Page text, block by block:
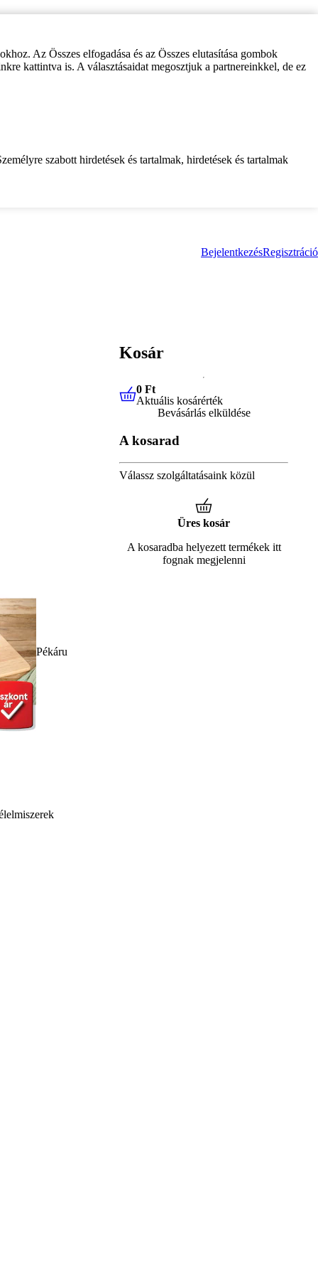
Az Összes elfogadása és az Összes elutasítása gombok
kattintva is. A választásaidat megosztjuk a partnereinkkel, de ez
szabott hirdetések és tartalmak, hirdetések és tartalmak
BejelentkezésRegisztráció
Pékáru
Kosár
0 FtAktuális kosárérték
0 Ft
Aktuális kosárérték
Bevásárlás elküldése
A kosarad
Válassz szolgáltatásaink közül
Üres kosár
A kosaradba helyezett termékek itt
fognak megjelenni